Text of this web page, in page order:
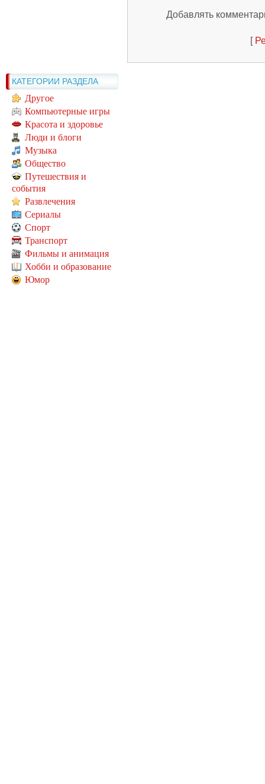
КАТЕГОРИИ РАЗДЕЛА
Другое
Компьютерные игры
Красота и здоровье
Люди и блоги
Музыка
Общество
Путешествия и
события
Развлечения
Сериалы
Спорт
Транспорт
Фильмы и анимация
Хобби и образование
Юмор
Добавлять
[